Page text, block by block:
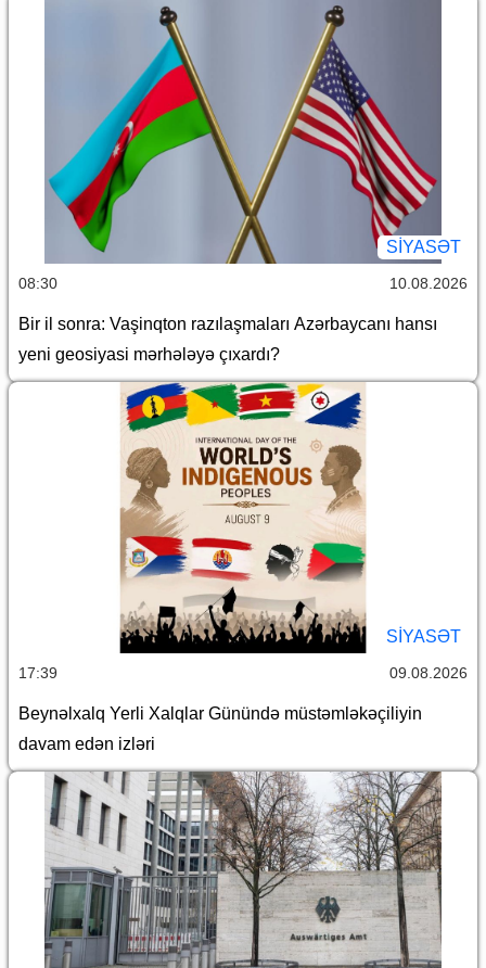
SİYASƏT
08:30 10.08.2026
Bir il sonra: Vaşinqton razılaşmaları Azərbaycanı hansı
yeni geosiyasi mərhələyə çıxardı?
SİYASƏT
17:39 09.08.2026
Beynəlxalq Yerli Xalqlar Günündə müstəmləkəçiliyin
davam edən izləri